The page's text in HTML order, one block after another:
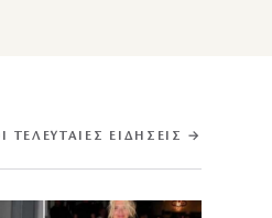
ΤΕΛΕΥΤΑΊΕΣ ΕΙΔΉΣΕΙΣ →